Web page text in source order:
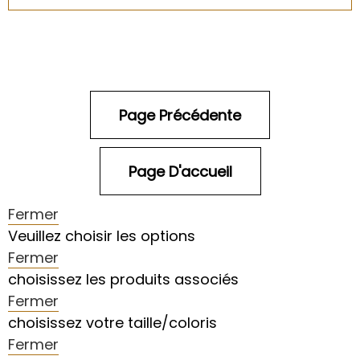
Fermer
Veuillez choisir les options
Fermer
choisissez les produits associés
Fermer
choisissez votre taille/coloris
Fermer